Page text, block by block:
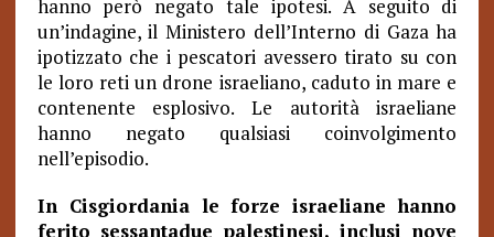
hanno però negato tale ipotesi. A seguito di
un’indagine, il Ministero dell’Interno di Gaza ha
ipotizzato che i pescatori avessero tirato su con
le loro reti un drone israeliano, caduto in mare e
contenente esplosivo. Le autorità israeliane
hanno negato qualsiasi coinvolgimento
nell’episodio.
In Cisgiordania le forze israeliane hanno
ferito sessantadue palestinesi, inclusi nove